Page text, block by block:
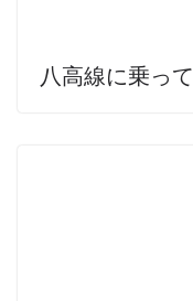
八高線に乗って